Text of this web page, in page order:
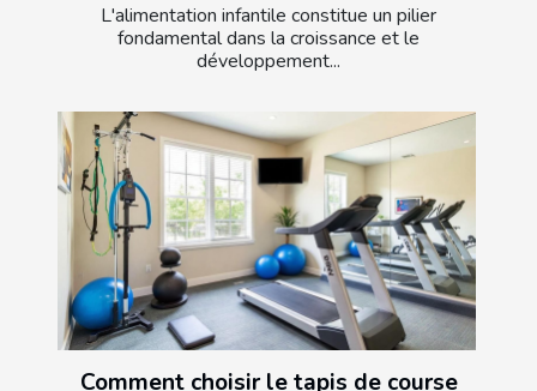
L'alimentation infantile constitue un pilier
fondamental dans la croissance et le
développement...
Comment choisir le tapis de course